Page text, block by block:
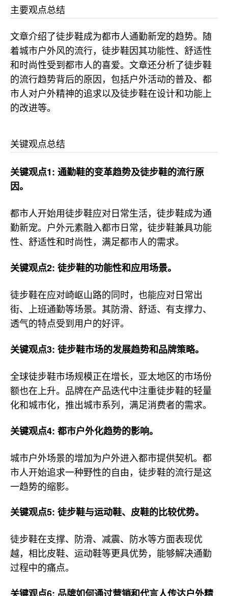
主要观点总结
文章介绍了徒步鞋成为都市人通勤新宠的趋势。随
着城市户外风的流行，徒步鞋因其功能性、舒适性
和时尚性受到都市人的喜爱。文章还分析了徒步鞋
的流行趋势背后的原因，包括户外活动的普及、都
市人对户外精神的追求以及徒步鞋在设计和功能上
的改进等。
关键观点总结
关键观点1: 通勤鞋的变革趋势及徒步鞋的流行原
因。
都市人开始用徒步鞋应对日常生活，徒步鞋成为通
勤新宠。户外元素融入都市日常，徒步鞋兼具功能
性、舒适性和时尚性，满足都市人的需求。
关键观点2: 徒步鞋的功能性和应用场景。
徒步鞋在应对崎岖山路的同时，也能应对日常出
街、上班通勤等场景。其防滑、舒适、有支撑力、
透气的特点受到用户的好评。
关键观点3: 徒步鞋市场的发展趋势和品牌策略。
全球徒步鞋市场规模正在增长，亚太地区的市场份
额也在上升。品牌在产品迭代中注重徒步鞋的轻量
化和城市化，推出城市系列，满足消费者的需求。
关键观点4: 都市户外化趋势的影响。
城市户外场景的增加为户外进入都市提供契机。都
市人开始追求一种野性的自由，徒步鞋的流行是这
一趋势的缩影。
关键观点5: 徒步鞋与运动鞋、皮鞋的比较优势。
徒步鞋在支撑、防滑、减震、防水等方面表现优
越，相比皮鞋、运动鞋等更具优势，能够解决通勤
过程中的痛点。